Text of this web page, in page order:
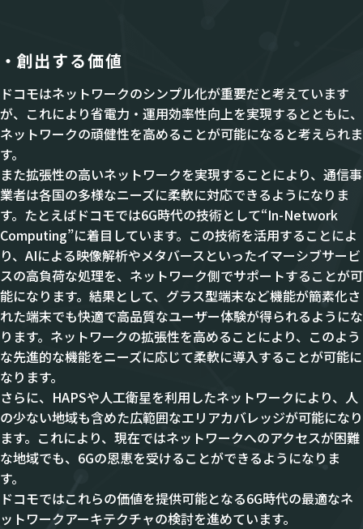
創出する価値
ドコモはネットワークのシンプル化が重要だと考えています
が、これにより省電力・運用効率性向上を実現するとともに、
ネットワークの頑健性を高めることが可能になると考えられま
す。
また拡張性の高いネットワークを実現することにより、通信事
業者は各国の多様なニーズに柔軟に対応できるようになりま
す。たとえばドコモでは6G時代の技術として“In-Network
Computing”に着目しています。この技術を活用することによ
り、AIによる映像解析やメタバースといったイマーシブサービ
スの高負荷な処理を、ネットワーク側でサポートすることが可
能になります。結果として、グラス型端末など機能が簡素化さ
れた端末でも快適で高品質なユーザー体験が得られるようにな
ります。ネットワークの拡張性を高めることにより、このよう
な先進的な機能をニーズに応じて柔軟に導入することが可能に
なります。
さらに、HAPSや人工衛星を利用したネットワークにより、人
の少ない地域も含めた広範囲なエリアカバレッジが可能になり
ます。これにより、現在ではネットワークへのアクセスが困難
な地域でも、6Gの恩恵を受けることができるようになりま
す。
ドコモではこれらの価値を提供可能となる6G時代の最適なネ
ットワークアーキテクチャの検討を進めています。